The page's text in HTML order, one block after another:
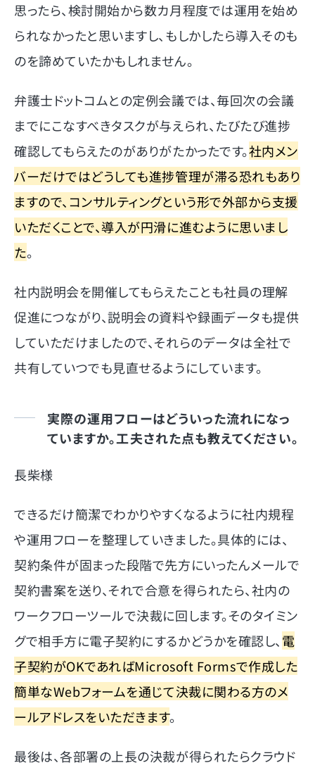
思ったら、検討開始から数カ月程度では運用を始め
られなかったと思いますし、もしかしたら導入そのも
のを諦めていたかもしれません。
弁護士ドットコムとの定例会議では、毎回次の会議
までにこなすべきタスクが与えられ、たびたび進捗
確認してもらえたのがありがたかったです。社内メン
バーだけではどうしても進捗管理が滞る恐れもあり
ますので、コンサルティングという形で外部から支援
いただくことで、導入が円滑に進むように思いまし
た。
社内説明会を開催してもらえたことも社員の理解
促進につながり、説明会の資料や録画データも提供
していただけましたので、それらのデータは全社で
共有していつでも見直せるようにしています。
実際の運用フローはどういった流れになっ
ていますか。工夫された点も教えてください。
長柴様
できるだけ簡潔でわかりやすくなるように社内規程
や運用フローを整理していきました。具体的には、
契約条件が固まった段階で先方にいったんメールで
契約書案を送り、それで合意を得られたら、社内の
ワークフローツールで決裁に回します。そのタイミン
グで相手方に電子契約にするかどうかを確認し、電
子契約がOKであればMicrosoft Formsで作成した
簡単なWebフォームを通じて決裁に関わる方のメ
ールアドレスをいただきます。
最後は、各部署の上長の決裁が得られたらクラウド